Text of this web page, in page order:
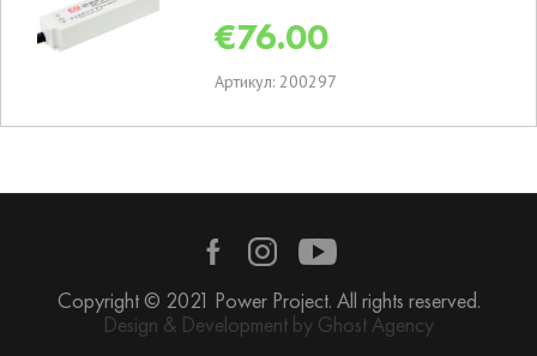
€76.00
Артикул: 200297
Copyright © 2021 Power Project. All rights reserved.
Design & Development by Ghost Agency